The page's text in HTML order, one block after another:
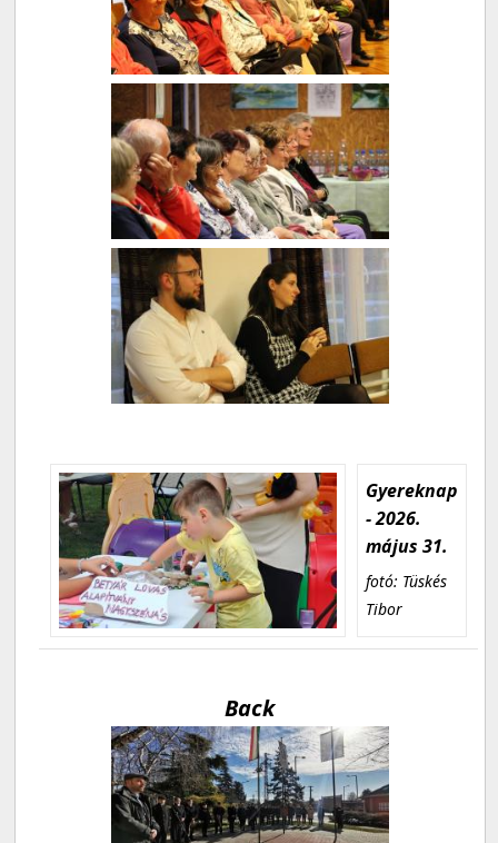
Gyereknap
- 2026.
május 31.
fotó: Tüskés
Tibor
Back